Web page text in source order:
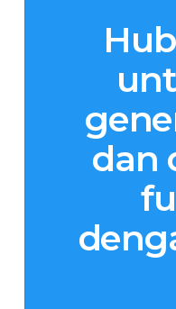
dan